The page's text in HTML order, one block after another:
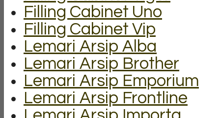
Filling Cabinet Uno
Filling Cabinet Vip
Lemari Arsip Alba
Lemari Arsip Brother
Lemari Arsip Emporium
Lemari Arsip Frontline